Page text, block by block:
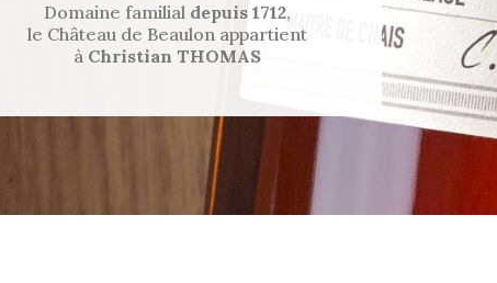
Domaine familial depuis 1712,
le Château de Beaulon appartient
à Christian THOMAS